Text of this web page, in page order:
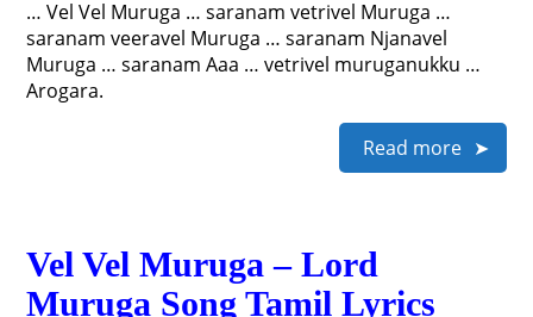
… Vel Vel Muruga … saranam vetrivel Muruga …
saranam veeravel Muruga … saranam Njanavel
Muruga … saranam Aaa … vetrivel muruganukku …
Arogara.
Read more
Vel Vel Muruga – Lord
Muruga Song Tamil Lyrics